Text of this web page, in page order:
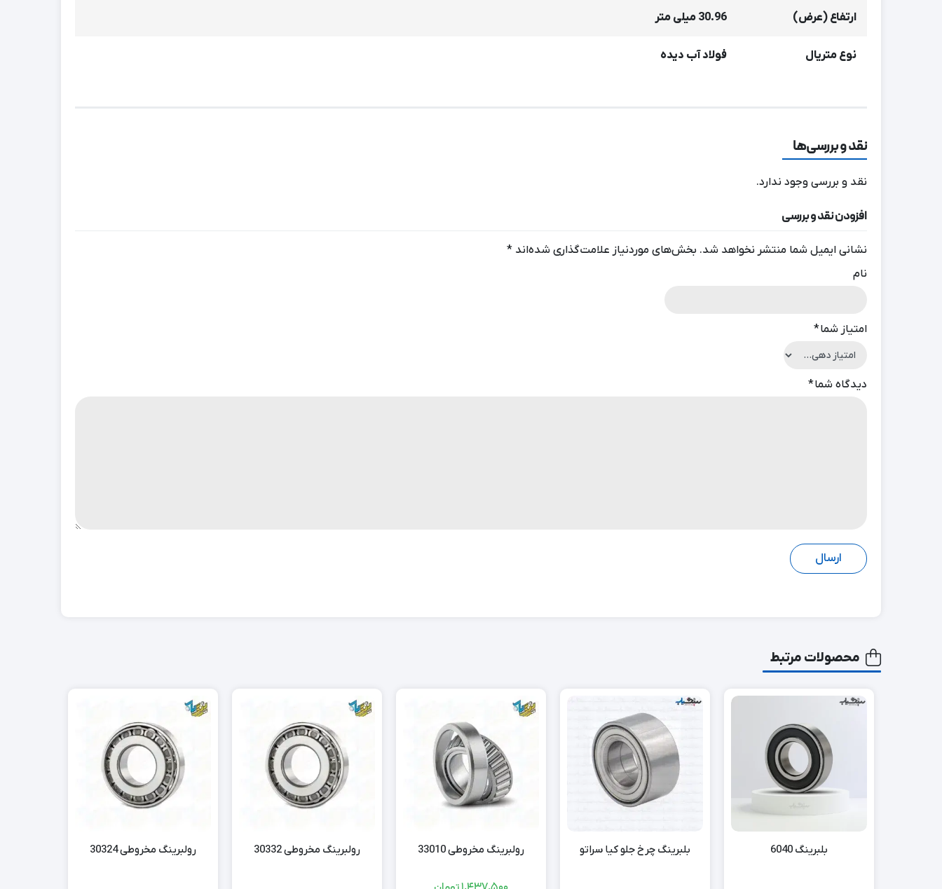
ارتفاع (عرض) 30.96 میلی‌ متر
نوع متریال فولاد آب دیده
نقد و بررسی‌ها
نقد و بررسی وجود ندارد.
افزودن نقد و بررسی
نشانی ایمیل شما منتشر نخواهد شد. بخش‌های موردنیاز علامت‌گذاری شده‌اند *
نام
امتیاز شما*
دیدگاه شما*
محصولات مرتبط
بلبرینگ 6040 بلبرینگ چرخ جلو کیا سراتو رولبرینگ مخروطی 33010 رولبرینگ مخروطی 30332 رولبرینگ مخروطی 30324